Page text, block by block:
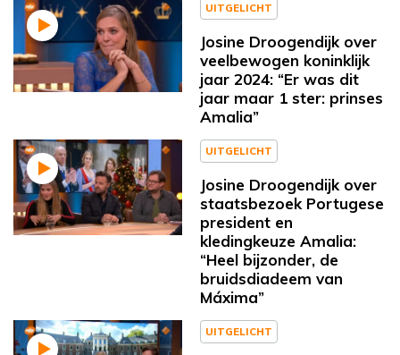
UITGELICHT
Josine Droogendijk over
veelbewogen koninklijk
jaar 2024: “Er was dit
jaar maar 1 ster: prinses
Amalia”
UITGELICHT
Josine Droogendijk over
staatsbezoek Portugese
president en
kledingkeuze Amalia:
“Heel bijzonder, de
bruidsdiadeem van
Máxima”
UITGELICHT